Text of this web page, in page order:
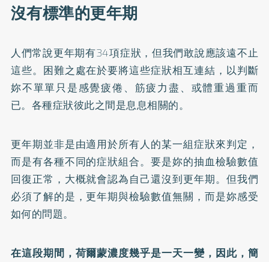
沒有標準的更年期
人們常說更年期有34項症狀，但我們敢說應該遠不止
這些。困難之處在於要將這些症狀相互連結，以判斷
妳不單單只是感覺疲倦、筋疲力盡、或體重過重而
已。各種症狀彼此之間是息息相關的。
更年期並非是由適用於所有人的某一組症狀來判定，
而是有各種不同的症狀組合。要是妳的抽血檢驗數值
回復正常，大概就會認為自己還沒到更年期。但我們
必須了解的是，更年期與檢驗數值無關，而是妳感受
如何的問題。
在這段期間，荷爾蒙濃度幾乎是一天一變，因此，簡